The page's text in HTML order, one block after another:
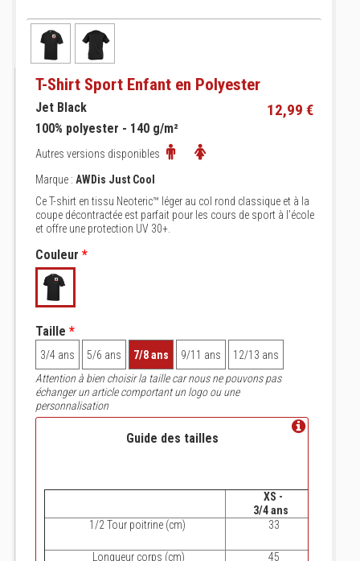
T-Shirt Sport Enfant en Polyester
12,99 €
Jet Black
100% polyester - 140 g/m²
Autres versions disponibles
Marque : AWDis Just Cool
Ce T-shirt en tissu Neoteric™ léger au col rond classique et à la
coupe décontractée est parfait pour les cours de sport à l’école
et offre une protection UV 30+.
Couleur *
Taille *
3/4 ans 5/6 ans 7/8 ans 9/11 ans
12/13 ans
Attention à bien choisir la taille car nous ne pouvons pas
échanger un article comportant un logo ou une
personnalisation
Guide des tailles
XS -
3/4 ans
1/2 Tour poitrine (cm)
33
Longueur corps (cm) 45